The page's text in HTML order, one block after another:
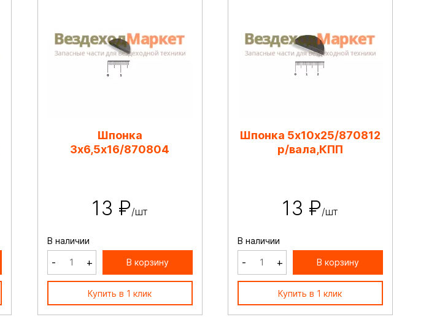
Шпонка
3х6,5х16/870804
13 ₽/шт
В наличии
- + В корзину
Купить в 1 клик
Шпонка 5х10х25/870812
р/вала,КПП
13 ₽/шт
В наличии
- + В корзину
Купить в 1 клик